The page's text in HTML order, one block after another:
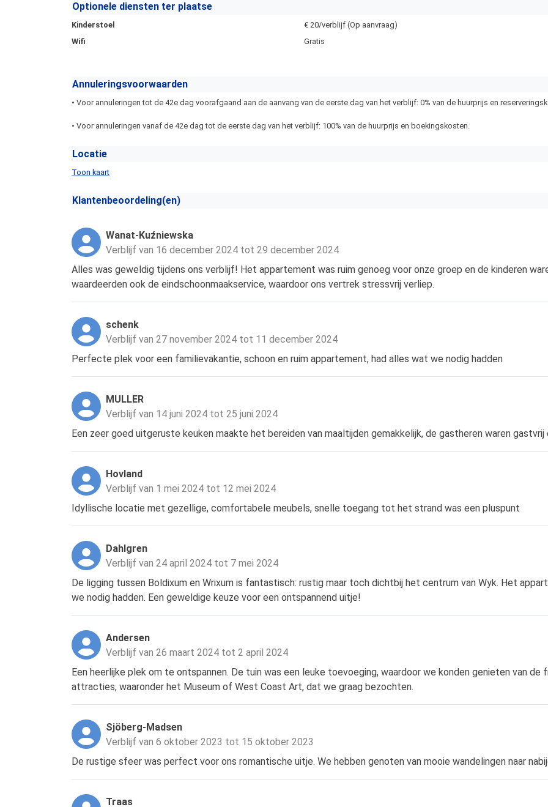
Optionele diensten ter plaatse
Kinderstoel
€ 20/verblijf (Op aanvraag)
Wifi
Gratis
Annuleringsvoorwaarden
• Voor annuleringen tot de 42e dag voorafgaand aan de aanvang van de eerste dag van het verblijf: 0% van de huurprijs en
• Voor annuleringen vanaf de 42e dag tot de eerste dag van het verblijf: 100% van de huurprijs en boekingskosten.
Locatie
Toon kaart
Klantenbeoordeling(en)
Wanat-Kuźniewska
Verblijf van 16 december 2024 tot 29 december 2024
Alles was geweldig tijdens ons verblijf! Het appartement was ruim genoeg voor onze groep en de kinderen
waardeerden ook de eindschoonmaakservice, waardoor ons vertrek stressvrij verliep.
schenk
Verblijf van 27 november 2024 tot 11 december 2024
Perfecte plek voor een familievakantie, schoon en ruim appartement, had alles wat we nodig hadden
MULLER
Verblijf van 14 juni 2024 tot 25 juni 2024
Een zeer goed uitgeruste keuken maakte het bereiden van maaltijden gemakkelijk, de gastheren waren
Hovland
Verblijf van 1 mei 2024 tot 12 mei 2024
Idyllische locatie met gezellige, comfortabele meubels, snelle toegang tot het strand was een pluspunt
Dahlgren
Verblijf van 24 april 2024 tot 7 mei 2024
De ligging tussen Boldixum en Wrixum is fantastisch: rustig maar toch dichtbij het centrum van Wyk. Het
we nodig hadden. Een geweldige keuze voor een ontspannend uitje!
Andersen
Verblijf van 26 maart 2024 tot 2 april 2024
Een heerlijke plek om te ontspannen. De tuin was een leuke toevoeging, waardoor we konden genieten van
attracties, waaronder het Museum of West Coast Art, dat we graag bezochten.
Sjöberg-Madsen
Verblijf van 6 oktober 2023 tot 15 oktober 2023
De rustige sfeer was perfect voor ons romantische uitje. We hebben genoten van mooie wandelingen naar
Traas